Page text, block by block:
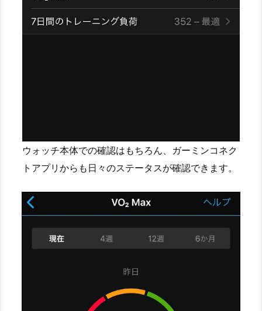
ウォッチ本体での確認はもちろん、ガーミンコネク
トアプリからも日々のステータスが確認できます。